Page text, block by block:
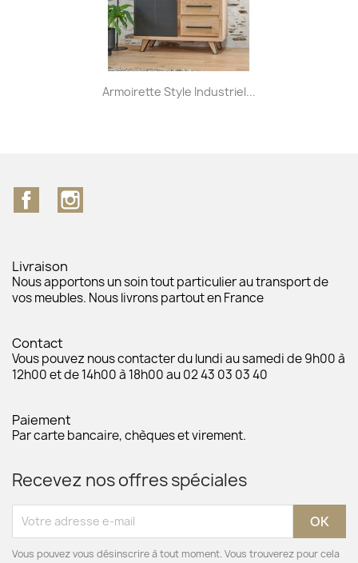
Armoirette Style Industriel...
Facebook
Livraison
Nous apportons un soin tout particulier au transport de
vos meubles. Nous livrons partout en France
Contact
Vous pouvez nous contacter du lundi au samedi de 9h00 à
12h00 et de 14h00 à 18h00 au 02 43 03 03 40
Paiement
Par carte bancaire, chèques et virement.
Recevez nos offres spéciales
Vous pouvez vous désinscrire à tout moment. Vous trouverez pour cela